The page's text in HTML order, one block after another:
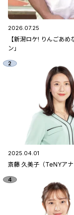
2026.07.25
【新潟ロケ! りんごあ
ン」
2025.04.01
斎藤 久美子（TeNYアナ